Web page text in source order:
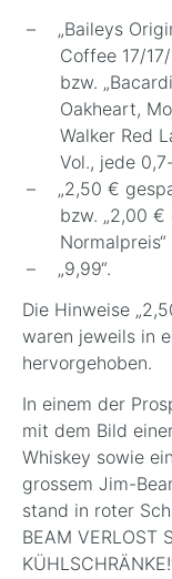
„Baileys
Coffee 17/
bzw.
Oakheart,
Walker Red
Vol., jede
„2,50 €
bzw. „2,00
Normalpreis“
„9,99“.
Die Hinweise
waren jeweils in
hervorgehoben.
In einem der
mit dem Bild
Whiskey sowie
grossem Jim-
stand in roter
BEAM VERLOST